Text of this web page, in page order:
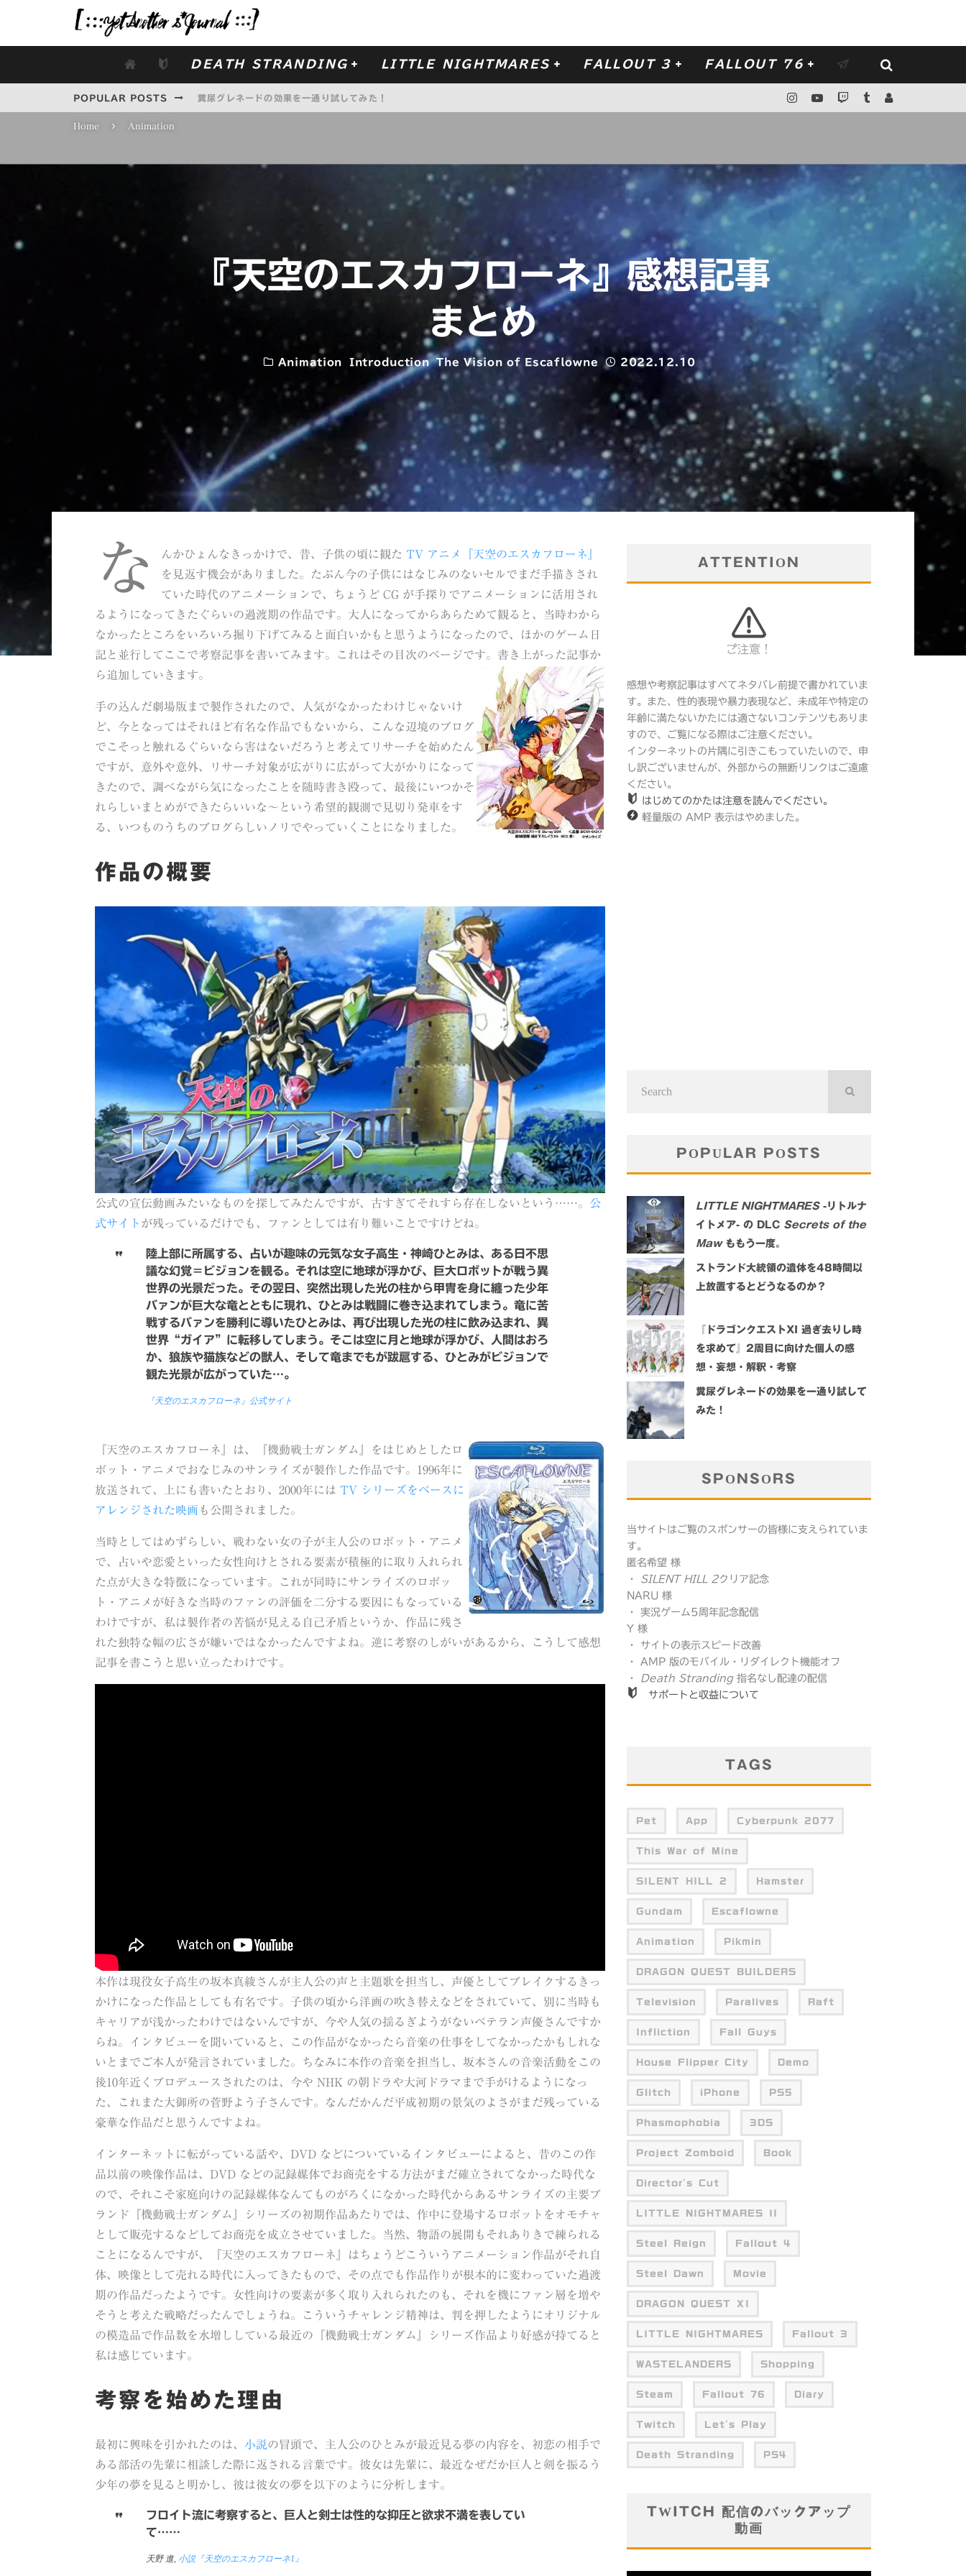
DEATH STRANDING LITTLE NIGHTMARES FALLOUT 3 FALLOUT 76
POPULAR POSTS 糞尿グレネードの効果を一通り試してみた！
映画『ターミネーター：ニュー・フェイト』を観て映画館で泣いた話。
LITTLE NIGHTMARES -リトルナイトメア- の DLC ももう一度。
Home Animation
『天空のエスカフローネ』感想記事
まとめ
Animation Introduction The Vision of Escaflowne 2022.12.10
な んかひょんなきっかけで、昔、子供の頃に観たTV アニメ『天空のエスカフローネ』
を見返す機会がありました。たぶん今の子供にはなじみのないセルでまだ手描きされ
ていた時代のアニメーションで、ちょうど CG が手探りでアニメーションに活用され
るようになってきたぐらいの過渡期の作品です。大人になってからあらためて観ると、当時わから
なかったところをいろいろ掘り下げてみると面白いかもと思うようになったので、ほかのゲーム日
記と並行してここで考察記事を書いてみます。これはその目次のページです。書き上がった記事か
ら追加していきます。
手の込んだ劇場版まで製作されたので、人気がなかったわけじゃないけ
ど、今となってはそれほど有名な作品でもないから、こんな辺境のブログ
でこそっと触れるぐらいなら害はないだろうと考えてリサーチを始めたん
ですが、意外や意外、リサーチ対象が広がりに広がって大がかりになって
きたので、調べながら気になったことを随時書き殴って、最後にいつかそ
れらしいまとめができたらいいな～という希望的観測で見切り発車をす
る、いつものうちのブログらしいノリでやっていくことになりました。
作品の概要
公式の宣伝動画みたいなものを探してみたんですが、古すぎてそれすら存在しないという……。 公
式サイト が残っているだけでも、ファンとしては有り難いことですけどね。
陸上部に所属する、占いが趣味の元気な女子高生・神崎ひとみは、ある日不思
議な幻覚＝ビジョンを観る。それは空に地球が浮かび、巨大ロボットが戦う異
世界の光景だった。その翌日、突然出現した光の柱から甲冑を身に纏った少年
バァンが巨大な竜とともに現れ、ひとみは戦闘に巻き込まれてしまう。竜に苦
戦するバァンを勝利に導いたひとみは、再び出現した光の柱に飲み込まれ、異
世界“ガイア”に転移してしまう。そこは空に月と地球が浮かび、人間はおろ
か、狼族や猫族などの獣人、そして竜までもが跋扈する、ひとみがビジョンで
観た光景が広がっていた…。
『天空のエスカフローネ』公式サイト
『天空のエスカフローネ』は、『機動戦士ガンダム』をはじめとしたロ
ボット・アニメでおなじみのサンライズが製作した作品です。1996年に
放送されて、上にも書いたとおり、2000年には TV シリーズをベースに
アレンジされた映画 も公開されました。
当時としてはめずらしい、戦わない女の子が主人公のロボット・アニメ
で、占いや恋愛といった女性向けとされる要素が積極的に取り入れられ
た点が大きな特徴になっています。これが同時にサンライズのロボッ
ト・アニメが好きな当時のファンの評価を二分する要因にもなっている
わけですが、私は製作者の苦悩が見える自己矛盾というか、作品に残さ
れた独特な幅の広さが嫌いではなかったんですよね。逆に考察のしがいがあるから、こうして感想
記事を書こうと思い立ったわけです。
本作は現役女子高生の坂本真綾さんが主人公の声と主題歌を担当し、声優としてブレイクするきっ
かけになった作品としても有名です。子供の頃から洋画の吹き替えなどをされていて、別に当時も
キャリアが浅かったわけではないんですが、今や人気の揺るぎようがないベテラン声優さんですか
らね。インタビューを聞いていると、この作品がなかったら音楽の仕事をしてなかったかもしれな
いとまでご本人が発言されていました。ちなみに本作の音楽を担当し、坂本さんの音楽活動をこの
後10年近くプロデュースされたのは、今や NHK の朝ドラや大河ドラマまで手がけるようになっ
た、これまた大御所の菅野よう子さんです。なんだかんだ平成初期の景気のよさがまだ残っている
豪華な作品だと思うんですよね。
インターネットに転がっている話や、DVD などについているインタビューによると、昔のこの作
品以前の映像作品は、DVD などの記録媒体でお商売をする方法がまだ確立されてなかった時代な
ので、それこそ家庭向けの記録媒体なんてものがろくになかった時代からあるサンライズの主要ブ
ランド『機動戦士ガンダム』シリーズの初期作品あたりでは、作中に登場するロボットをオモチャ
として販売するなどしてお商売を成立させていました。当然、物語の展開もそれありきで練られる
ことになるんですが、『天空のエスカフローネ』はちょうどこういうアニメーション作品がそれ自
体、映像として売れる時代に入ってきたもので、その点でも作品作りが根本的に変わっていた過渡
期の作品だったようです。女性向けの要素が多く取り入れられたのも、それを機にファン層を増や
そうと考えた戦略だったんでしょうね。こういうチャレンジ精神は、判を押したようにオリジナル
の模造品で作品数を水増ししている最近の『機動戦士ガンダム』シリーズ作品より好感が持てると
私は感じています。
考察を始めた理由
最初に興味を引かれたのは、 小説の冒頭で、主人公のひとみが最近見る夢の内容を、初恋の相手で
ある部活の先輩に相談した際に返される言葉です。彼女は先輩に、最近なぜだか巨人と剣を振るう
少年の夢を見ると明かし、彼は彼女の夢を以下のように分析します。
フロイト流に考察すると、巨人と剣士は性的な抑圧と欲求不満を表してい
て……
天野 進, 小説『天空のエスカフローネ1』
ATTENTION
ご注意！
感想や考察記事はすべてネタバレ前提で書かれていま
す。また、性的表現や暴力表現など、未成年や特定の
年齢に満たないかたには適さないコンテンツもありま
すので、ご覧になる際はご注意ください。
インターネットの片隅に引きこもっていたいので、申
し訳ございませんが、外部からの無断リンクはご遠慮
ください。
はじめてのかたは注意を読んでください。
軽量版の AMP 表示はやめました。
POPULAR POSTS
LITTLE NIGHTMARES-リトルナ
イトメア- の DLC Secrets of the
Mawももう一度。
ストランド大統領の遺体を48時間以
上放置するとどうなるのか？
『ドラゴンクエストXI 過ぎ去りし時
を求めて』2周目に向けた個人の感
想・妄想・解釈・考察
糞尿グレネードの効果を一通り試して
みた！
SPONSORS
当サイトはご覧のスポンサーの皆様に支えられていま
す。
匿名希望 様
・ SILENT HILL 2クリア記念
NARU 様
・ 実況ゲーム5周年記念配信
Y 様
・ サイトの表示スピード改善
・ AMP 版のモバイル・リダイレクト機能オフ
・ Death Stranding指名なし配達の配信
サポートと収益について
TAGS
Pet App Cyberpunk 2077
This War of Mine
SILENT HILL 2 Hamster
Gundam Escaflowne
Animation Pikmin
DRAGON QUEST BUILDERS
Television Paralives Raft
Infliction Fall Guys
House Flipper City Demo
Glitch iPhone PS5
Phasmophobia 3DS
Project Zomboid Book
Director's Cut
LITTLE NIGHTMARES II
Steel Reign Fallout 4
Steel Dawn Movie
DRAGON QUEST XI
LITTLE NIGHTMARES Fallout 3
WASTELANDERS Shopping
Steam Fallout 76 Diary
Twitch Let's Play
Death Stranding PS4
TWITCH 配信のバックアップ
動画